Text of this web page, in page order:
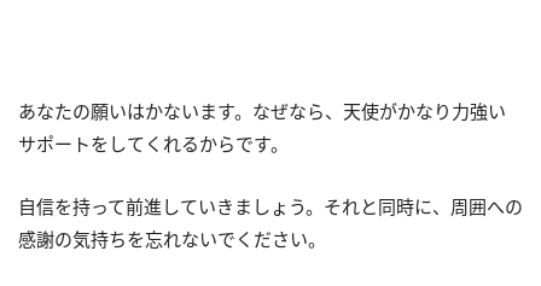
あなたの願いはかないます。なぜなら、天使がかなり力強い
サポートをしてくれるからです。
自信を持って前進していきましょう。それと同時に、周囲への
感謝の気持ちを忘れないでください。